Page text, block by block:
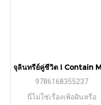
จุลินทรีย์คู่ชีวิต I Contain
9786168355237
นี่ไม่ใช่เรื่องเพ้อฝันหรือ